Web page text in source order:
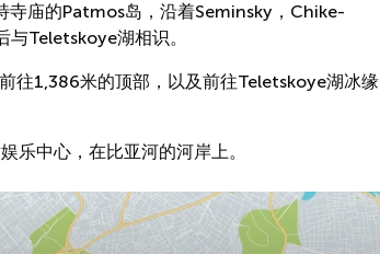
寺庙的Patmos岛，沿着Seminsky，Chike-
Teletskoye湖相识。
往1,386米的顶部，以及前往Teletskoye湖冰缘
乐中心，在比亚河的河岸上。